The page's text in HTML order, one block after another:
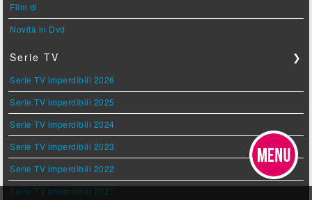
Film di
Novità in Dvd
Serie TV ❯
Serie TV imperdibili 2026
Serie TV imperdibili 2025
Serie TV imperdibili 2024
Serie TV imperdibili 2023
Serie TV imperdibili 2022
Serie TV imperdibili 2021